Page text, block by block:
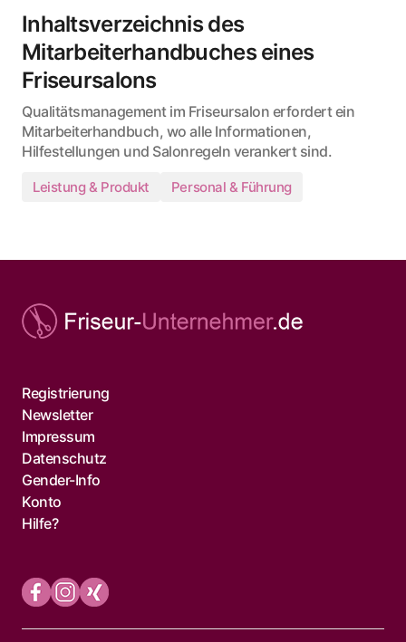
Inhaltsverzeichnis des
Mitarbeiterhandbuches eines
Friseursalons
Qualitätsmanagement im Friseursalon erfordert ein
Mitarbeiterhandbuch, wo alle Informationen,
Hilfestellungen und Salonregeln verankert sind.
Leistung & Produkt Personal & Führung
Registrierung
Newsletter
Impressum
Datenschutz
Gender-Info
Konto
Hilfe?